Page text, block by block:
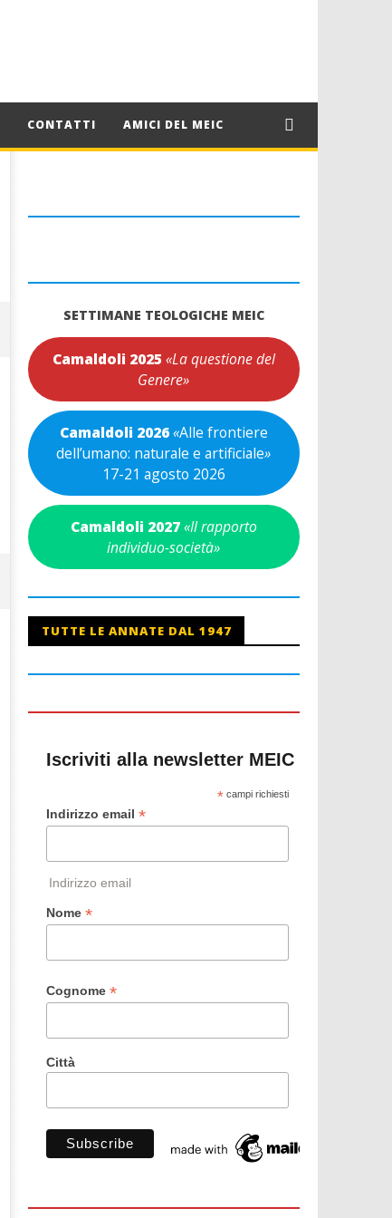
CONTATTI AMICI DEL MEIC
SETTIMANE TEOLOGICHE MEIC
Camaldoli 2025 «La questione del
Genere»
Camaldoli 2026«Alle frontiere
dell’umano: naturale e artificiale»
17-21 agosto 2026
Camaldoli 2027 «Il rapporto
individuo-società»
TUTTE LE ANNATE DAL 1947
Iscriviti alla newsletter MEIC
* campi richiesti
Indirizzo email *
Indirizzo email
Nome *
Cognome *
Città